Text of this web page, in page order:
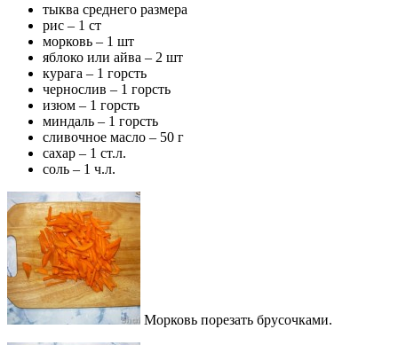
тыква среднего размера
рис – 1 ст
морковь – 1 шт
яблоко или айва – 2 шт
курага – 1 горсть
чернослив – 1 горсть
изюм – 1 горсть
миндаль – 1 горсть
сливочное масло – 50 г
сахар – 1 ст.л.
соль – 1 ч.л.
Морковь порезать брусочками.